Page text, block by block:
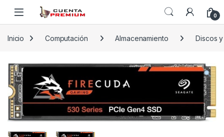
Skip to navigation
Skip to content
0
Inicio Computación Almacenamiento Discos